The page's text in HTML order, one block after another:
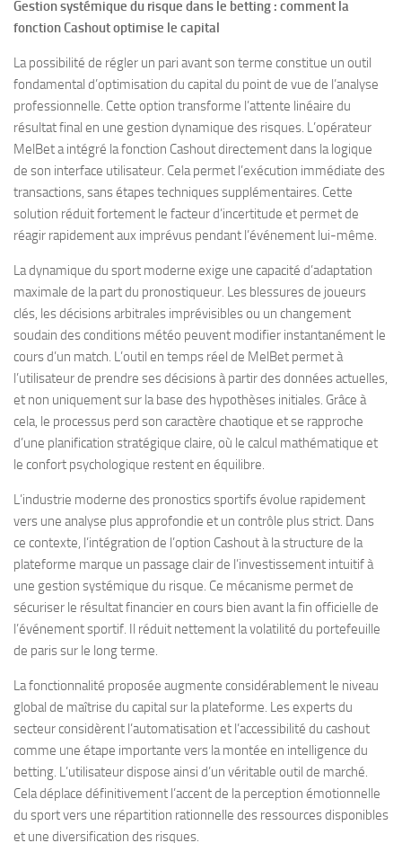
Gestion systémique du risque dans le betting : comment la
fonction Cashout optimise le capital
La possibilité de régler un pari avant son terme constitue un outil
fondamental d’optimisation du capital du point de vue de l’analyse
professionnelle. Cette option transforme l’attente linéaire du
résultat final en une gestion dynamique des risques. L’opérateur
MelBet a intégré la fonction Cashout directement dans la logique
de son interface utilisateur. Cela permet l’exécution immédiate des
transactions, sans étapes techniques supplémentaires. Cette
solution réduit fortement le facteur d’incertitude et permet de
réagir rapidement aux imprévus pendant l’événement lui-même.
La dynamique du sport moderne exige une capacité d’adaptation
maximale de la part du pronostiqueur. Les blessures de joueurs
clés, les décisions arbitrales imprévisibles ou un changement
soudain des conditions météo peuvent modifier instantanément le
cours d’un match. L’outil en temps réel de MelBet permet à
l’utilisateur de prendre ses décisions à partir des données actuelles,
et non uniquement sur la base des hypothèses initiales. Grâce à
cela, le processus perd son caractère chaotique et se rapproche
d’une planification stratégique claire, où le calcul mathématique et
le confort psychologique restent en équilibre.
L’industrie moderne des pronostics sportifs évolue rapidement
vers une analyse plus approfondie et un contrôle plus strict. Dans
ce contexte, l’intégration de l’option Cashout à la structure de la
plateforme marque un passage clair de l’investissement intuitif à
une gestion systémique du risque. Ce mécanisme permet de
sécuriser le résultat financier en cours bien avant la fin officielle de
l’événement sportif. Il réduit nettement la volatilité du portefeuille
de paris sur le long terme.
La fonctionnalité proposée augmente considérablement le niveau
global de maîtrise du capital sur la plateforme. Les experts du
secteur considèrent l’automatisation et l’accessibilité du cashout
comme une étape importante vers la montée en intelligence du
betting. L’utilisateur dispose ainsi d’un véritable outil de marché.
Cela déplace définitivement l’accent de la perception émotionnelle
du sport vers une répartition rationnelle des ressources disponibles
et une diversification des risques.